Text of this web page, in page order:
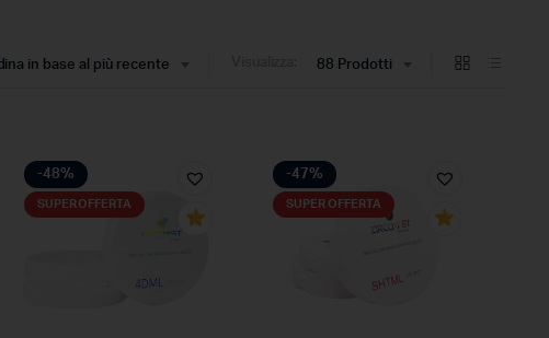
in base al più recente 88 Prodotti
-48%
SUPER OFFERTA
-47%
SUPER OFFERTA